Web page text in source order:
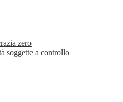
zero
soggette a controllo